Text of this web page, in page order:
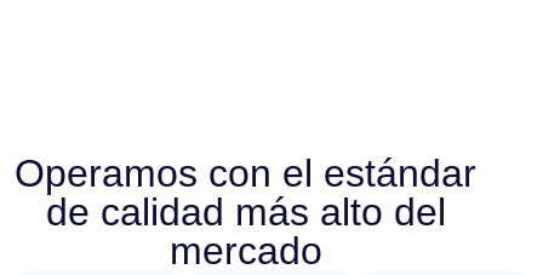
Operamos con el estándar
de calidad más alto del
mercado